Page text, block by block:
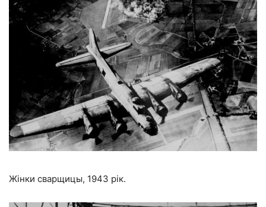
Жінки сварщицы, 1943 рік.